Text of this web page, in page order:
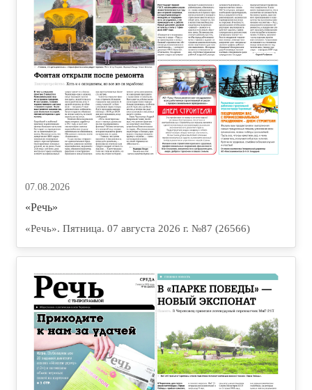
07.08.2026
«Речь»
«Речь». Пятница. 07 августа 2026 г. №87 (26566)